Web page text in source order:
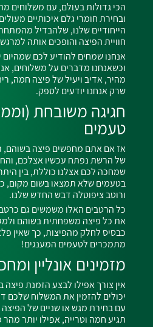
ובחירת חומרי גלם איכותיים
הייחודיים שלנו, שלהבדיל
חוויית הפיצה והופכים אותה
אנחנו שמחים להודיע לכם
וכשאנחנו מדברים על משלוחים,
מהיר, אדיב ויעיל של פיצה חמה,
שרק אנחנו יודעים לספק.
חגיגה משובחת
טעמים
אז אם אתם מחפשים פיצה בשוהם,
של הרשת נפתח עכשיו אצלכם,
שמחכה לכם אצלנו כוללת, בין
בטעמים שלא תמצאו בשום מקום,
ורוטב ציפוטלה דבש החדש שלנו.
כל הרטבים האלו משמשים גם
את כל פיצה משפחתית בשוהם
כבסיס לחלק מהפיצות, כך שאין
מתמכרים לטעמים המענגים!
מזמינים אונליין
אין צורך אפילו לבצע הזמנת
יכולים להזמין את המשלוח שלכם
עם בחירת מגש או שניים של
תגיע חמה וטרייה, אפילו יותר